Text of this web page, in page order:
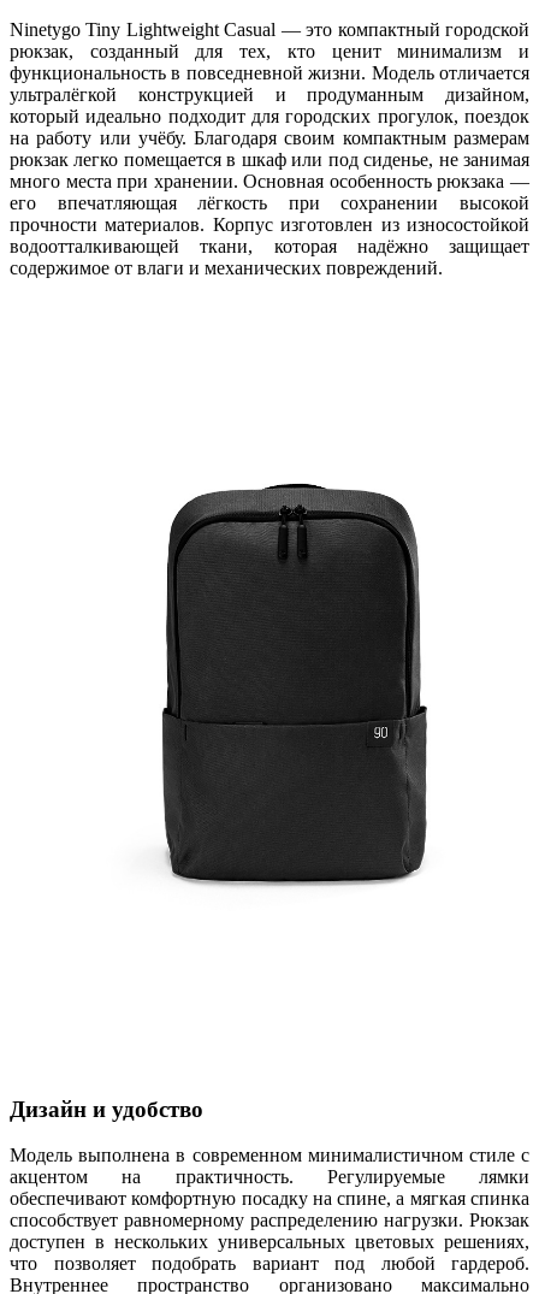
Ninetygo Tiny Lightweight Casual — это компактный городской
рюкзак, созданный для тех, кто ценит минимализм и
функциональность в повседневной жизни. Модель отличается
ультралёгкой конструкцией и продуманным дизайном,
который идеально подходит для городских прогулок, поездок
на работу или учёбу. Благодаря своим компактным размерам
рюкзак легко помещается в шкаф или под сиденье, не занимая
много места при хранении. Основная особенность рюкзака —
его впечатляющая лёгкость при сохранении высокой
прочности материалов. Корпус изготовлен из износостойкой
водоотталкивающей ткани, которая надёжно защищает
содержимое от влаги и механических повреждений.
Дизайн и удобство
Модель выполнена в современном минималистичном стиле с
акцентом на практичность. Регулируемые лямки
обеспечивают комфортную посадку на спине, а мягкая спинка
способствует равномерному распределению нагрузки. Рюкзак
доступен в нескольких универсальных цветовых решениях,
что позволяет подобрать вариант под любой гардероб.
Внутреннее пространство организовано максимально